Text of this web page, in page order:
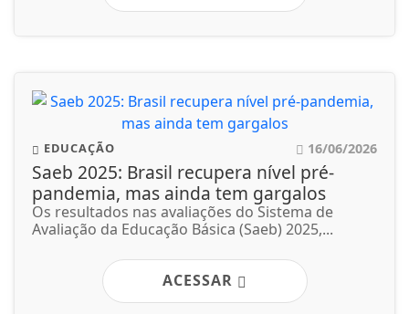
EDUCAÇÃO 16/06/2026
Saeb 2025: Brasil recupera nível pré-
pandemia, mas ainda tem gargalos
Os resultados nas avaliações do Sistema de
Avaliação da Educação Básica (Saeb) 2025,...
ACESSAR